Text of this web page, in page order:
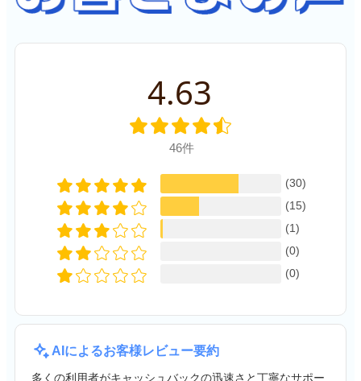
4.63
46件
(30)
(15)
(1)
(0)
(0)
AIによるお客様レビュー要約
多くの利用者がキャッシュバックの迅速さと丁寧なサポー